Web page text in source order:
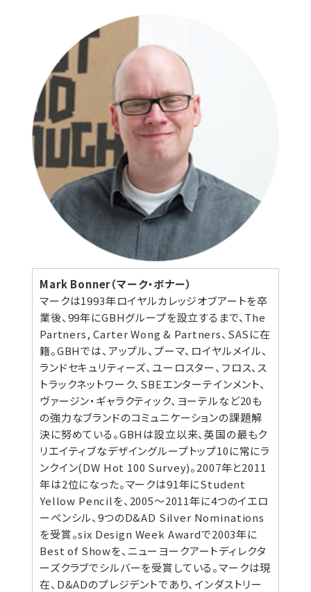
Mark Bonner（マーク・ボナー）
マークは1993年ロイヤルカレッジオブアートを卒
業後、99年にGBHグループを設立するまで、The
Partners, Carter Wong & Partners、SASに在
籍。GBHでは、アップル、プーマ、ロイヤルメイル、
ランドセキュリティーズ、ユーロスター、フロス、ス
トラックネットワーク、SBEエンターテインメント、
ヴァージン・ギャラクティック、ヨーテルなど20も
の強力なブランドのコミュニケーションの課題解
決に努めている。GBHは設立以来、英国の最もク
リエイティブなデザイングループトップ10に常にラ
ンクイン(DW Hot 100 Survey)。2007年と2011
年は2位になった。マークは91年にStudent
Yellow Pencilを、2005～2011年に4つのイエロ
ーペンシル、9つのD&AD Silver Nominations
を受賞。six Design Week Awardで2003年に
Best of Showを、ニューヨークアートディレクタ
ーズクラブでシルバーを受賞している。マークは現
在、D&ADのプレジデントであり、インダストリー